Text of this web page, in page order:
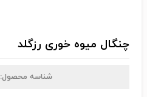
چنگال میوه خوری رزگلد
شناسه محصول: